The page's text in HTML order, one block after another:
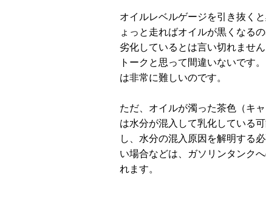
オイルレベルゲージを引き抜く
ょっと走ればオイルが黒くなる
劣化しているとは言い切れませ
トークと思って間違いないです
は非常に難しいのです。
ただ、オイルが濁った茶色（キ
は水分が混入して乳化している
し、水分の混入原因を解明する
い場合などは、ガソリンタンク
れます。